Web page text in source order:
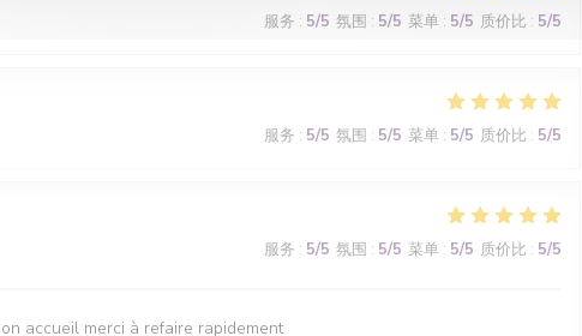
服务 : 5/5 氛围 : 5/5 菜单 : 5/5 质价比 : 5/5
服务 : 5/5 氛围 : 5/5 菜单 : 5/5 质价比 : 5/5
服务 : 5/5 氛围 : 5/5 菜单 : 5/5 质价比 : 5/5
accueil merci à refaire rapidement